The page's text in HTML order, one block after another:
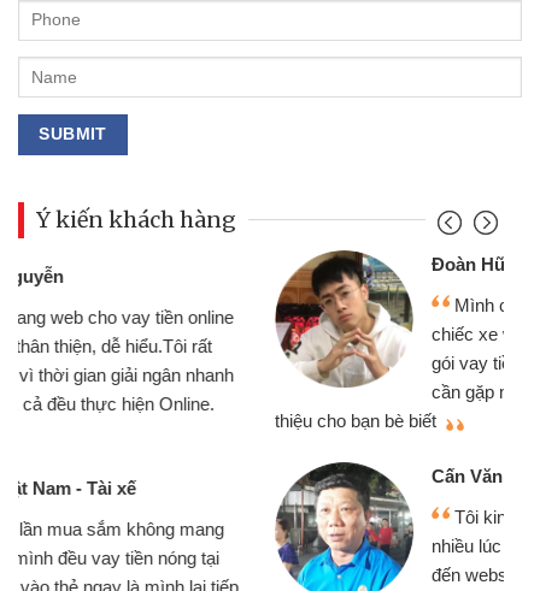
Ý kiến khách hàng
Đoàn Hữu Cảnh
Mình cần tiền gấp nên định cầm cố
chiếc xe wave nhưng thật may đã có
gói vay tiền bằng CMND online không
cần gặp mặt nên rất tiện lợi, sẽ giới
Cấn Văn Lực - Tạp hóa
Tôi kinh doanh buôn bán nhỏ lẻ
nhiều lúc cần vốn nhập hàng, nhờ biết
đến website qua bạn bè giới thiệu tôi